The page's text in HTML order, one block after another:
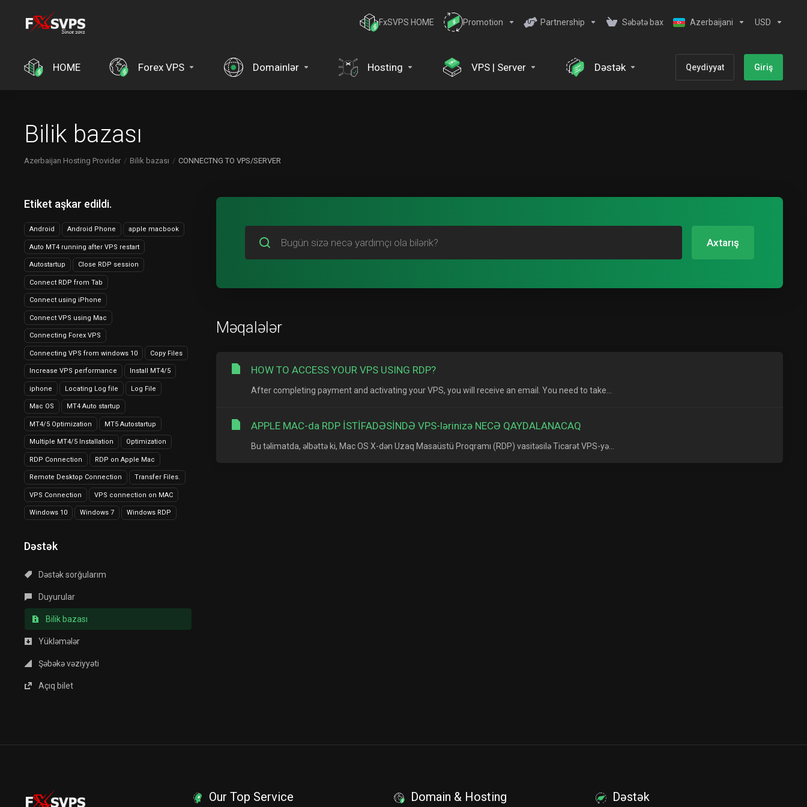
FxSVPS HOME Promotion Partnership Səbətə bax Azerbaijani USD
HOME Forex VPS Domainlər Hosting VPS | Server Dəstək Qeydiyyat Giriş
Bilik bazası
Azerbaijan Hosting Provider Bilik bazası CONNECTNG TO VPS/SERVER
Etiket aşkar edildi.
Android Android Phone apple macbook
Auto MT4 running after VPS restart
Autostartup Close RDP session
Connect RDP from Tab
Connect using iPhone
Connect VPS using Mac
Connecting Forex VPS
Connecting VPS from windows 10 Copy Files
Increase VPS performance Install MT4/5
iphone Locating Log file Log File
Mac OS MT4 Auto startup
MT4/5 Optimization MT5 Autostartup
Multiple MT4/5 Installation Optimization
RDP Connection RDP on Apple Mac
Remote Desktop Connection Transfer Files.
VPS Connection VPS connection on MAC
Windows 10 Windows 7 Windows RDP
Dəstək
Dəstək sorğularım
Duyurular
Bilik bazası
Yükləmələr
Şəbəkə vəziyyəti
Açıq bilet
Axtarış
Məqalələr
HOW TO ACCESS YOUR VPS USING RDP?
After completing payment and activating your VPS, you will receive an email. You need to take...
APPLE MAC-da RDP İSTİFADƏSİNDƏ VPS-lərinizə NECƏ QAYDALANACAQ
Bu təlimatda, əlbəttə ki, Mac OS X-dən Uzaq Masaüstü Proqramı (RDP) vasitəsilə Ticarət VPS-yə...
Our Top Service Domain & Hosting Dəstək